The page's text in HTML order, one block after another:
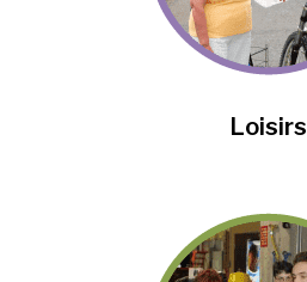
Loisirs